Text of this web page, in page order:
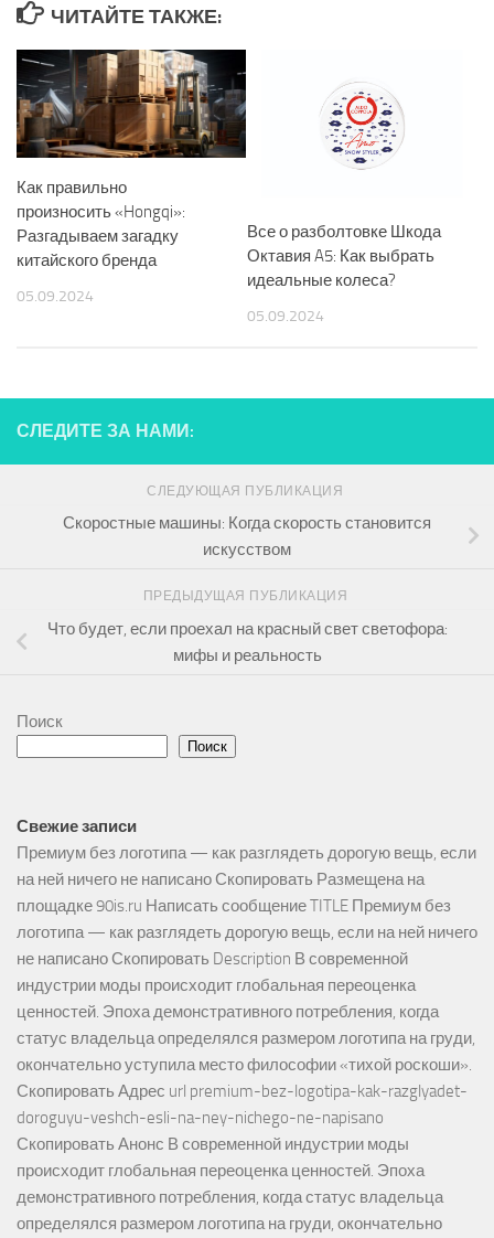
ЧИТАЙТЕ ТАКЖЕ:
Как правильно
произносить «Hongqi»:
Разгадываем загадку
китайского бренда
05.09.2024
Все о разболтовке Шкода
Октавия A5: Как выбрать
идеальные колеса?
05.09.2024
СЛЕДИТЕ ЗА НАМИ:
СЛЕДУЮЩАЯ ПУБЛИКАЦИЯ
Скоростные машины: Когда скорость становится
искусством
ПРЕДЫДУЩАЯ ПУБЛИКАЦИЯ
Что будет, если проехал на красный свет светофора:
мифы и реальность
Поиск
Поиск
Свежие записи
Премиум без логотипа — как разглядеть дорогую вещь, если
на ней ничего не написано Скопировать Размещена на
площадке 90is.ru Написать сообщение TITLE Премиум без
логотипа — как разглядеть дорогую вещь, если на ней ничего
не написано Скопировать Description В современной
индустрии моды происходит глобальная переоценка
ценностей. Эпоха демонстративного потребления, когда
статус владельца определялся размером логотипа на груди,
окончательно уступила место философии «тихой роскоши».
Скопировать Адрес url premium-bez-logotipa-kak-razglyadet-
doroguyu-veshch-esli-na-ney-nichego-ne-napisano
Скопировать Анонс В современной индустрии моды
происходит глобальная переоценка ценностей. Эпоха
демонстративного потребления, когда статус владельца
определялся размером логотипа на груди, окончательно